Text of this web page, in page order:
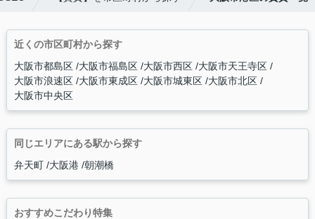
近くの市区町村から探す
大阪市都島区 大阪市福島区 大阪市西区 大阪市天王寺区
大阪市浪速区 大阪市東成区 大阪市城東区 大阪市北区
大阪市中央区
同じエリアにある駅から探す
弁天町 大阪港 朝潮橋
おすすめこだわり特集